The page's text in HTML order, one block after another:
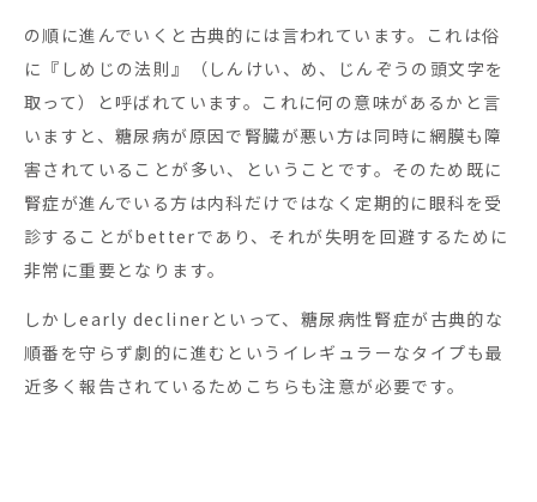
の順に進んでいくと古典的には言われています。これは俗
に『しめじの法則』（しんけい、め、じんぞうの頭文字を
取って）と呼ばれています。これに何の意味があるかと言
いますと、糖尿病が原因で腎臓が悪い方は同時に網膜も障
害されていることが多い、ということです。そのため既に
腎症が進んでいる方は内科だけではなく定期的に眼科を受
診することがbetterであり、それが失明を回避するために
非常に重要となります。
しかしearly declinerといって、糖尿病性腎症が古典的な
順番を守らず劇的に進むというイレギュラーなタイプも最
近多く報告されているためこちらも注意が必要です。